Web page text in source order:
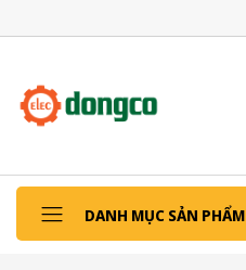
DANH MỤC SẢN PHẨM